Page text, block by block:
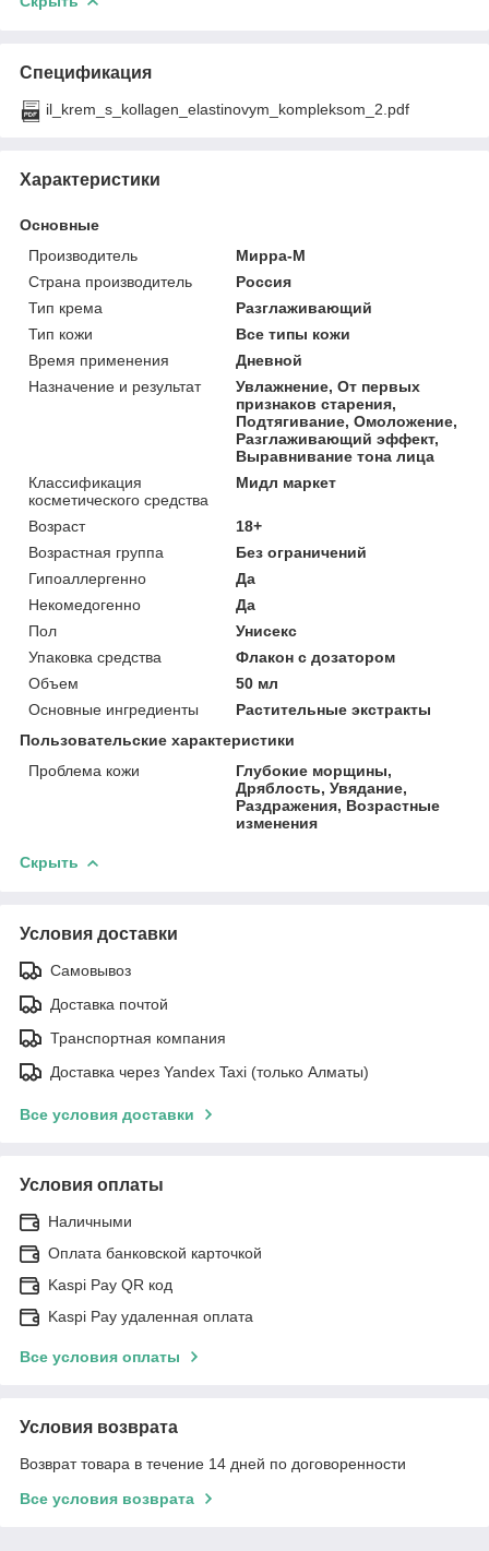
Спецификация
il_krem_s_kollagen_elastinovym_kompleksom_2.pdf
Характеристики
Основные
Производитель
Мирра-М
Страна производитель
Россия
Тип крема
Разглаживающий
Тип кожи
Все типы кожи
Время применения
Дневной
Назначение и результат
Увлажнение, От первых
признаков старения,
Подтягивание, Омоложение,
Разглаживающий эффект,
Выравнивание тона лица
Классификация
косметического средства
Мидл маркет
Возраст
18+
Возрастная группа
Без ограничений
Гипоаллергенно
Да
Некомедогенно
Да
Пол
Унисекс
Упаковка средства
Флакон с дозатором
Объем
50 мл
Основные ингредиенты
Растительные экстракты
Пользовательские характеристики
Проблема кожи
Глубокие морщины,
Дряблость, Увядание,
Раздражения, Возрастные
изменения
Скрыть
Условия доставки
Самовывоз
Доставка почтой
Транспортная компания
Доставка через Yandex Taxi (только Алматы)
Все условия доставки
Условия оплаты
Наличными
Оплата банковской карточкой
Kaspi Pay QR код
Kaspi Pay удаленная оплата
Все условия оплаты
Условия возврата
Возврат товара в течение 14 дней по договоренности
Все условия возврата